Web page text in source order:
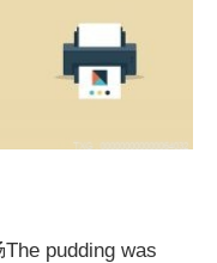
pudding was